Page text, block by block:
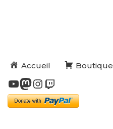
Accueil Boutique